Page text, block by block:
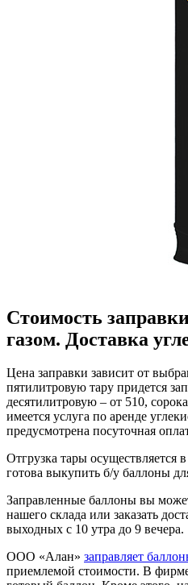
Стоимость
газом. Доставка
Цена заправки зависит от
пятилитровую тару придется
десятилитровую – от 510,
имеется услуга по аренде
предусмотрена посуточная
Отгрузка тары
готова выкупить б/у баллоны
Заправленные баллоны вы
нашего склада или заказать
выходных с 10 утра до 9 вечера.
ООО «Алан» заправляет
приемлемой стоимости. В